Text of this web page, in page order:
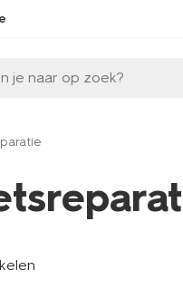
je naar op zoek?